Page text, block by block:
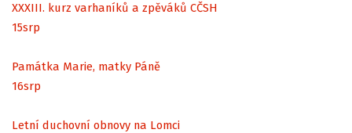
XXXIII. kurz varhaníků a zpěváků CČSH
15srp
Památka Marie, matky Páně
16srp
Letní duchovní obnovy na Lomci